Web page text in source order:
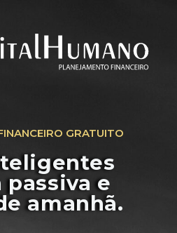
GRATUITO
passiva e
amanhã.